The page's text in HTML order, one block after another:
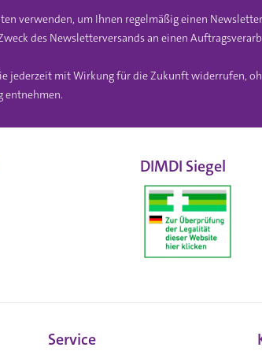
verwenden, um Ihnen regelmäßig einen
des Newsletterversands an einen
jederzeit mit Wirkung für die Zukunft widerrufen,
entnehmen.
DIMDI Siegel
Service